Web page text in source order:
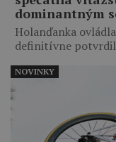
dominantným
Holanďanka
definitívne
NOVINKY